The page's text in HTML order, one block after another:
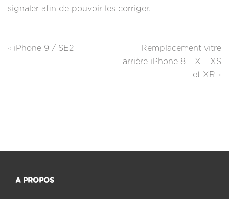
signaler afin de pouvoir les corriger.
iPhone 9 / SE2
Remplacement vitre
arrière iPhone 8 – X – XS
et XR
A PROPOS